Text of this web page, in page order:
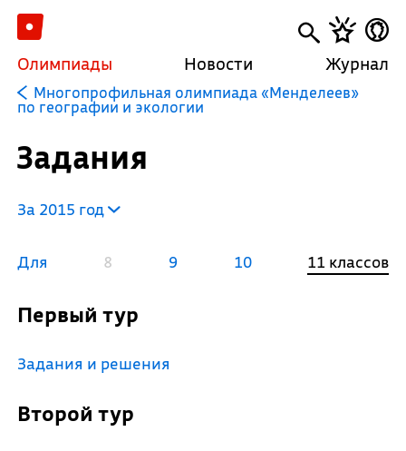
Олимпиады Новости Журнал
Многопрофильная олимпиада «Менделеев»
по географии и экологии
Задания
За 2015 год
Для 8 9 10 11 классов
Первый тур
Задания и решения
Второй тур